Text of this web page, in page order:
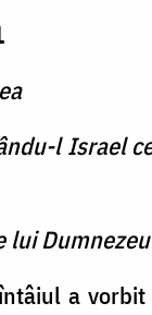
l Israel
lui
a